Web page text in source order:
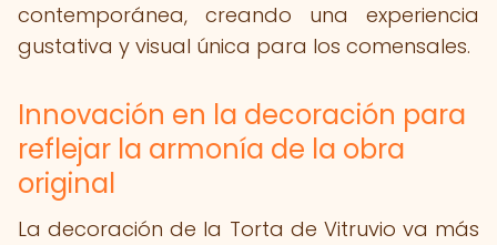
contemporánea, creando una experiencia
gustativa y visual única para los comensales.
Innovación en la decoración para
reflejar la armonía de la obra
original
La decoración de la Torta de Vitruvio va más